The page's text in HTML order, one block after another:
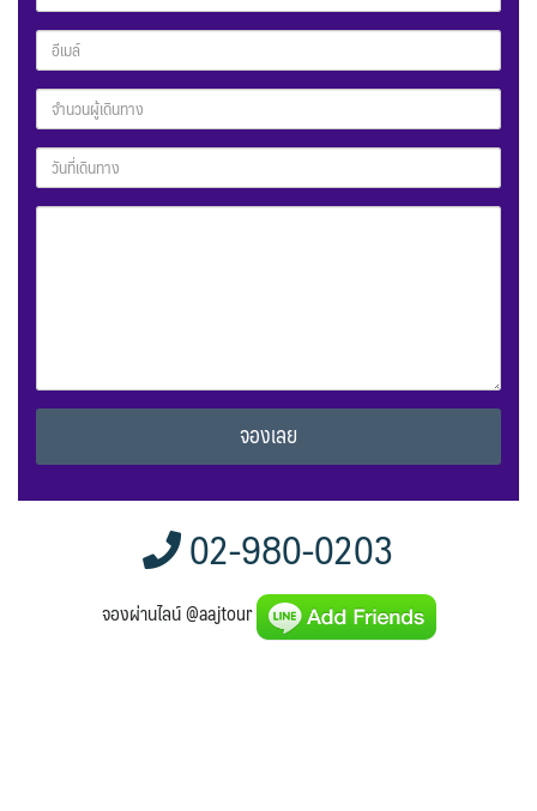
Alternative:
02-980-0203
จองผ่านไลน์ @aajtour